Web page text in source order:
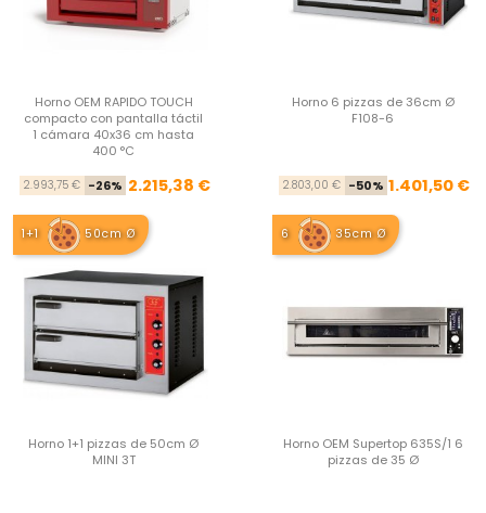
Horno OEM RAPIDO TOUCH
compacto con pantalla táctil
1 cámara 40x36 cm hasta
400 °C
Precio base
2.993,75 € -26% Precio
2.215,38 €
Horno 6 pizzas de 36cm Ø
F108-6
2.803,00 € -50% 1.401,50 €
1+1 50cm Ø
Horno 1+1 pizzas de 50cm Ø
MINI 3T
6 35cm Ø
Horno OEM Supertop 635S/1 6
pizzas de 35 Ø